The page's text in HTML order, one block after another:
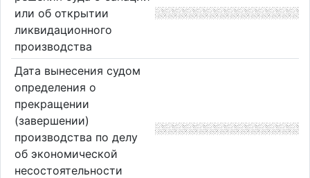
или об открытии
ликвидационного
производства
Дата вынесения судом
определения о
прекращении
(завершении)
производства по делу
об экономической
несостоятельности